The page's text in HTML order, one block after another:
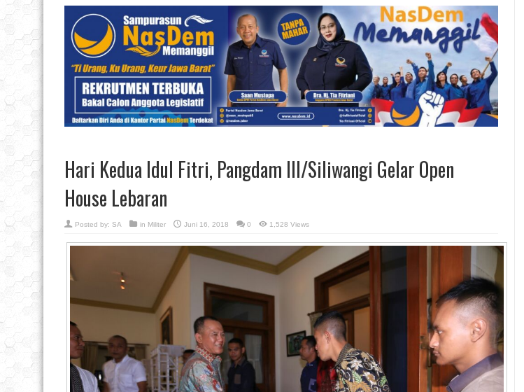
Hari Kedua Idul Fitri, Pangdam III/Siliwangi Gelar Open
House Lebaran
Posted by: SA in Militer Juni 16, 2018 0 1,528 Views